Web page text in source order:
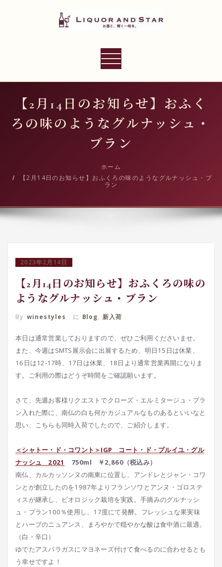
プ
LIQUOR AND STAR
ナ
ー
ョ
ン
り
替
【2月14日のお知らせ】おふく
ろの味のようなグルナッシュ・
ブラン
ホーム
【2月14日のお知らせ】おふくろの味のようなグルナッシュ・ブ
ラン
2023年2月14日
【2月14日のお知らせ】おふくろの味の
ようなグルナッシュ・ブラン
By winestyles に Blog, 新入荷
本日は通常営業しておりますので、ぜひご利用くださいませ。
また、今週はSMTS展示会に出展するため、明日15日は休業、
16日は12-17時、17日は休業、18日より通常営業再開になりま
す。ご利用の際はどうぞ時間をご確認願います。
さて、先週お客様リクエストでクローズ・エルミタージュ・ブラ
ン入れた際に、南仏の白も何かカジュアルなものあるといいなと
思い、こちらも同時入荷でしたので、ご紹介します。
＜シャトー・ド・コワント＞IGP コート・ド・プルイユ・グル
ナッシュ 2021
750ml ￥2,860（税込み）
南仏、カルカッソンヌの南東に位置し、アンドレとジャン・コワ
ンとが創立したのを1987年よりフランソワとアンヌ・ゴロステ
ィスが継承し、ビオロジック栽培を実践。手摘みのグルナッシ
ュ・ブラン100％使用し、17度にて発酵。フレッシュな果実味
とハーブのニュアンス、まろやかで穏やかな酸は食中酒に最適。
（白・辛口）
ゆでたアスパラガスにマヨネーズ付けて食べるのに合わせるとも
う幸せですよ！